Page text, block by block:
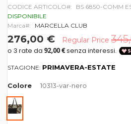
di
immagini
CODICE ARTICOLO
BS 6850-COMM
DISPONIBILE
Marca
MARCELLA CLUB
276,00 € Regular Price
STAGIONE: PRIMAVERA-ESTATE
Colore 10313-var-nero